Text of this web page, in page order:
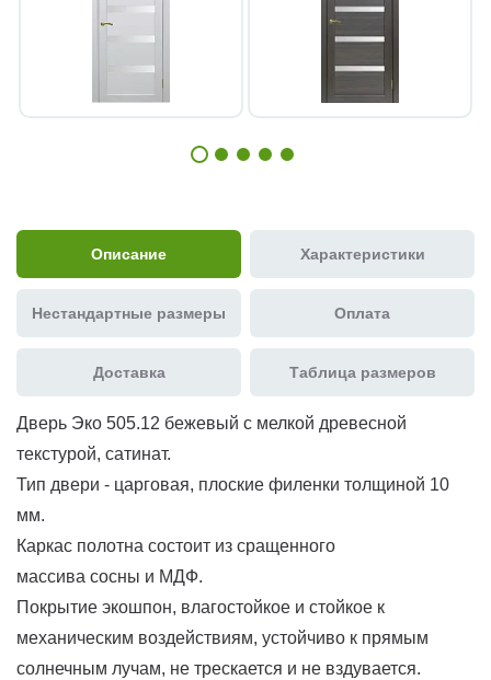
Описание Характеристики
Нестандартные размеры Оплата
Доставка Таблица размеров
Дверь Эко 505.12 бежевый с мелкой древесной
текстурой, сатинат.
Тип двери - царговая, плоские филенки толщиной 10
мм.
Каркас полотна состоит из сращенного
массива сосны и МДФ.
Покрытие экошпон, влагостойкое и стойкое к
механическим воздействиям, устойчиво к прямым
солнечным лучам, не трескается и не вздувается.